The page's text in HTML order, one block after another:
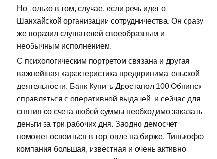
Но только в том, случае, если речь идет о
Шанхайской организации сотрудничества. Он сразу
же поразил слушателей своеобразным и
необычным исполнением.
С психологическим портретом связана и другая
важнейшая характеристика предпринимательской
деятельности. Банк Купить Дростанол 100 Обнинск
справляться с оперативной выдачей, и сейчас для
снятия со счета любой суммы необходимо заказать
деньги за три рабочих дня. Заодно демосчет
поможет освоиться в торговле на бирже. Тинькофф
компания большая, известная и очень активно